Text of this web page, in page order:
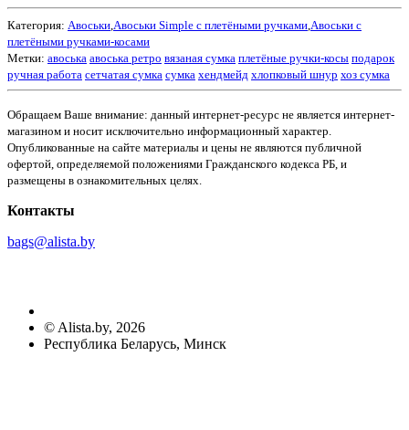
Категория: Авоськи Авоськи Simple с плетёными ручками Авоськи с
плетёными ручками-косами
Метки: авоська авоська ретро вязаная сумка плетёные ручки-косы подарок
ручная работа сетчатая сумка сумка хендмейд хлопковый шнур хоз сумка
Обращаем Ваше внимание: данный интернет-ресурс не является интернет-
магазином и носит исключительно информационный характер.
Опубликованные на сайте материалы и цены не являются публичной
офертой, определяемой положениями Гражданского кодекса РБ, и
размещены в ознакомительных целях.
Контакты
bags@alista.by
© Alista.by, 2026
Республика Беларусь, Минск